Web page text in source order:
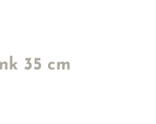
35 cm